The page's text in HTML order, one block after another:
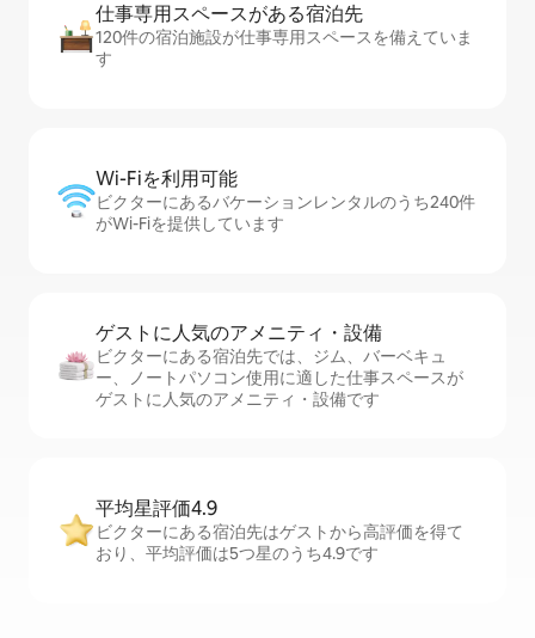
仕事専用ス⁠ペ⁠ー⁠スがあ⁠る宿⁠泊⁠先
120件の宿泊施設が仕事専用スペースを備えていま
す
Wi-Fiを利⁠用⁠可⁠能
ビクターにあるバケーションレンタルのうち240件
がWi-Fiを提供しています
ゲストに人⁠気⁠のア⁠メ⁠ニ⁠テ⁠ィ・設⁠備
ビクターにある宿泊先では、ジム、バーベキュ
ー、ノートパソコン使用に適した仕事スペースが
ゲストに人気のアメニティ・設備です
平均星評価4.9
ビクターにある宿泊先はゲストから高評価を得て
おり、平均評価は5つ星のうち4.9です